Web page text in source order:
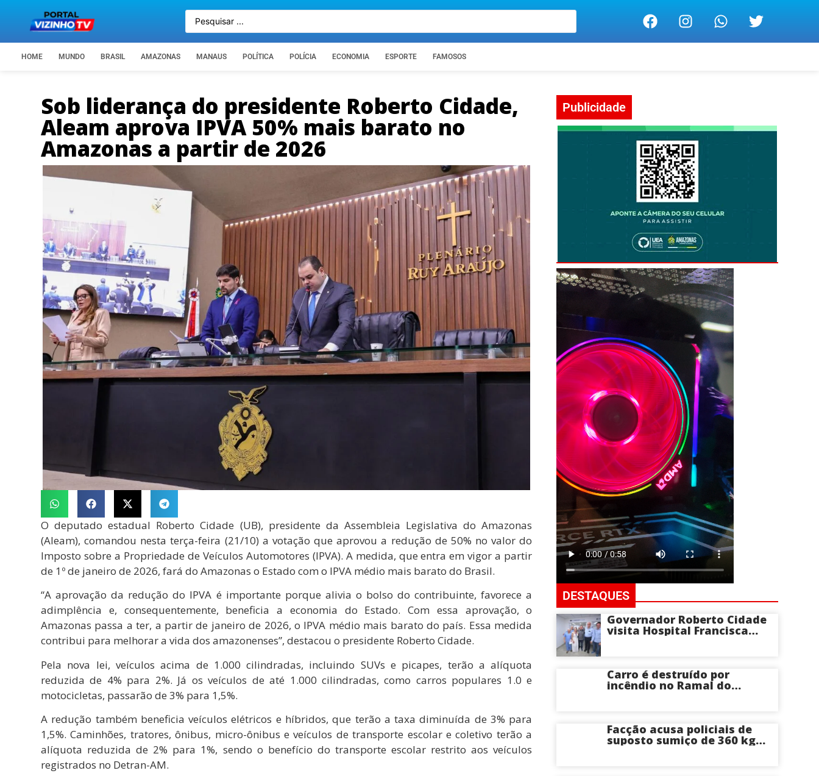
HOME MUNDO BRASIL AMAZONAS MANAUS POLÍTICA POLÍCIA ECONOMIA ESPORTE FAMOSOS
Sob liderança do presidente Roberto Cidade,
Aleam aprova IPVA 50% mais barato no
Amazonas a partir de 2026
O deputado estadual Roberto Cidade (UB), presidente da Assembleia Legislativa do Amazonas
(Aleam), comandou nesta terça-feira (21/10) a votação que aprovou a redução de 50% no valor do
Imposto sobre a Propriedade de Veículos Automotores (IPVA). A medida, que entra em vigor a partir
de 1º de janeiro de 2026, fará do Amazonas o Estado com o IPVA médio mais barato do Brasil.
“A aprovação da redução do IPVA é importante porque alivia o bolso do contribuinte, favorece a
adimplência e, consequentemente, beneficia a economia do Estado. Com essa aprovação, o
Amazonas passa a ter, a partir de janeiro de 2026, o IPVA médio mais barato do país. Essa medida
contribui para melhorar a vida dos amazonenses”, destacou o presidente Roberto Cidade.
Pela nova lei, veículos acima de 1.000 cilindradas, incluindo SUVs e picapes, terão a alíquota
reduzida de 4% para 2%. Já os veículos de até 1.000 cilindradas, como carros populares 1.0 e
motocicletas, passarão de 3% para 1,5%.
A redução também beneficia veículos elétricos e híbridos, que terão a taxa diminuída de 3% para
1,5%. Caminhões, tratores, ônibus, micro-ônibus e veículos de transporte escolar e coletivo terão a
alíquota reduzida de 2% para 1%, sendo o benefício do transporte escolar restrito aos veículos
registrados no Detran-AM.
Publicidade
DESTAQUES
Governador Roberto Cidade
visita Hospital Francisca
pediátricas
Carro é destruído por
incêndio no Ramal do
Facção acusa policiais de
suposto sumiço de 360 kg